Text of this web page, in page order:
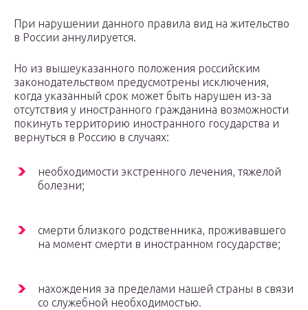
При нарушении данного правила вид на жительство
в России аннулируется.
Но из вышеуказанного положения российским
законодательством предусмотрены исключения,
когда указанный срок может быть нарушен из-за
отсутствия у иностранного гражданина возможности
покинуть территорию иностранного государства и
вернуться в Россию в случаях:
необходимости экстренного лечения, тяжелой
болезни;
смерти близкого родственника, проживавшего
на момент смерти в иностранном государстве;
нахождения за пределами нашей страны в связи
со служебной необходимостью.